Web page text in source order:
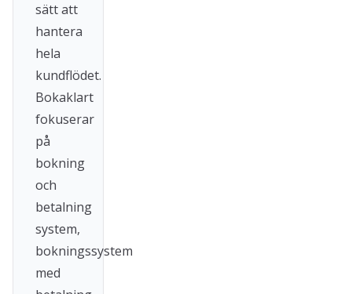
sätt att
hantera
hela
kundflödet.
Bokaklart
fokuserar
på
bokning
och
betalning
system,
bokningssystem
med